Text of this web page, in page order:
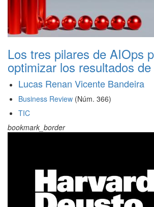
Los tres pilares de AIOps
optimizar los resultados
Lucas Renan Vicente Bandeira
Business Review (Núm. 366)
TIC
bookmark_border